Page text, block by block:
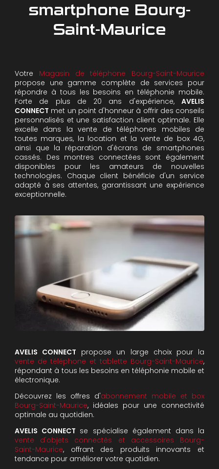
smartphone Bourg-
Saint-Maurice
Votre Magasin de téléphone Bourg-Saint-Maurice
propose une gamme complète de services pour
répondre à tous les besoins en téléphonie mobile.
Forte de plus de 20 ans d'expérience, AVELIS
CONNECT met un point d'honneur à offrir des conseils
personnalisés et une satisfaction client optimale. Elle
excelle dans la vente de téléphones mobiles de
toutes marques, la location et la vente de box 4G,
ainsi que la réparation d'écrans de smartphones
cassés. Des montres connectées sont également
disponibles pour les amateurs de nouvelles
technologies. Chaque client bénéficie d'un service
adapté à ses attentes, garantissant une expérience
exceptionnelle.
AVELIS CONNECT propose un large choix pour la
vente de téléphone et tablette Bourg-Saint-Maurice,
répondant à tous les besoins en téléphonie mobile et
électronique.
Découvrez les offres d'abonnement mobile et box
Bourg-Saint-Maurice, idéales pour une connectivité
optimale au quotidien.
AVELIS CONNECT se spécialise également dans la
vente d'objets connectés et accessoires Bourg-
Saint-Maurice, offrant des produits innovants et
tendance pour améliorer votre quotidien.